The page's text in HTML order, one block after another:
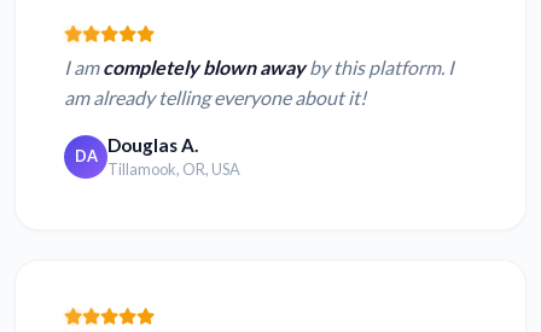
I amcompletely blown awayby this platform. I
am already telling everyone about it!
DA Douglas A.
Tillamook, OR, USA